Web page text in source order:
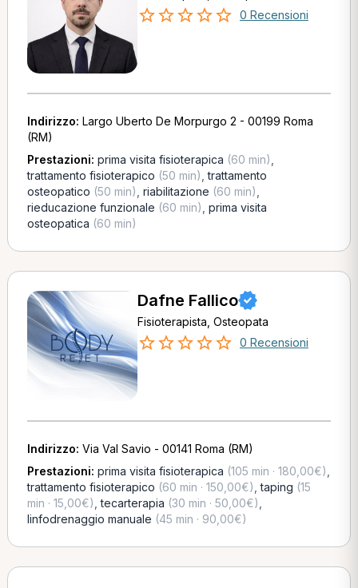
0 Recensioni
Indirizzo: Largo Uberto De Morpurgo 2 - 00199 Roma
(RM)
Prestazioni: prima visita fisioterapica (60 min)
trattamento fisioterapico (50 min) ,trattamento
osteopatico (50 min) riabilitazione (60 min)
rieducazione funzionale (60 min) prima visita
osteopatica (60 min)
Dafne Fallico
Fisioterapista, Osteopata
0 Recensioni
Indirizzo: Via Val Savio - 00141 Roma (RM)
Prestazioni: prima visita fisioterapica (105 min · 180,00€)
trattamento fisioterapico (60 min · 150,00€) ,taping (15
min · 15,00€) ,tecarterapia (30 min · 50,00€)
linfodrenaggio manuale (45 min · 90,00€)